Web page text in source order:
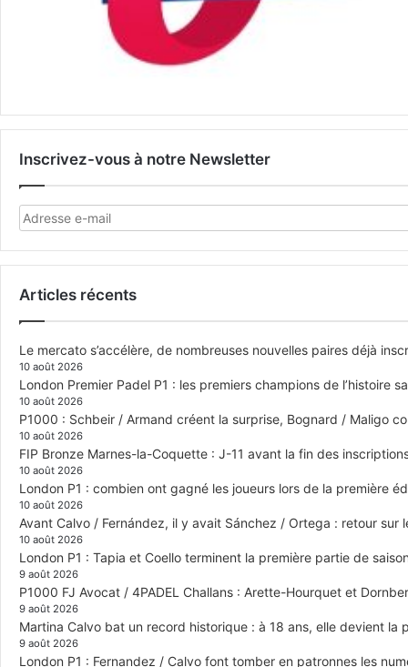
Inscrivez-vous à notre Newsletter
Articles récents
Le mercato s’accélère, de nombreuses nouvelles paires déjà
10 août 2026
London Premier Padel P1 : les premiers champions de l’histoire
10 août 2026
P1000 : Schbeir / Armand créent la surprise, Bognard / Maligo
10 août 2026
FIP Bronze Marnes-la-Coquette : J-11 avant la fin des
10 août 2026
London P1 : combien ont gagné les joueurs lors de la première
10 août 2026
Avant Calvo / Fernández, il y avait Sánchez / Ortega : retour sur
10 août 2026
London P1 : Tapia et Coello terminent la première partie de
9 août 2026
P1000 FJ Avocat / 4PADEL Challans : Arette-Hourquet et
9 août 2026
Martina Calvo bat un record historique : à 18 ans, elle devient
9 août 2026
London P1 : Fernandez / Calvo font tomber en patronnes les